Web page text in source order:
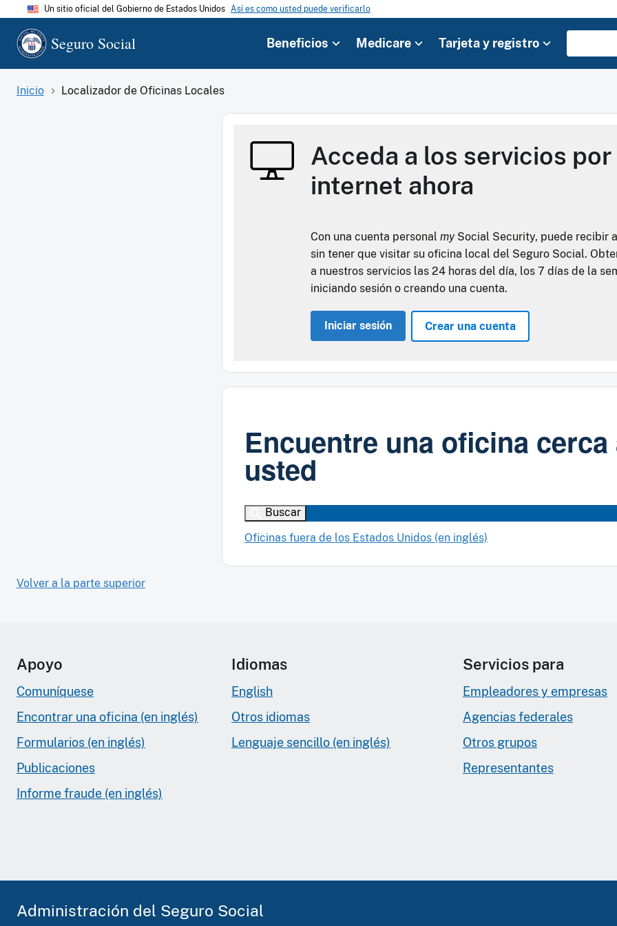
Un sitio oficial del Gobierno de Estados Unidos Así es como usted puede verificarlo
Seguro Social Beneficios Medicare Tarjeta y registro
Inicio Localizador de Oficinas Locales
Acceda a los servicios por
internet ahora
Con una cuenta personal mySocial Security, puede recibir
sin tener que visitar su oficina local del Seguro Social.
a nuestros servicios las 24 horas del día, los 7 días de la
iniciando sesión o creando una cuenta.
Iniciar sesión Crear una cuenta
Encuentre una oficina cerca
usted
Buscar
Oficinas fuera de los Estados Unidos (en inglés)
Volver a la parte superior
Apoyo
Comuníquese
Encontrar una oficina (en inglés)
Formularios (en inglés)
Publicaciones
Informe fraude (en inglés)
Idiomas
English
Otros idiomas
Lenguaje sencillo (en inglés)
Servicios para
Empleadores y empresas
Agencias federales
Otros grupos
Representantes
Administración del Seguro Social